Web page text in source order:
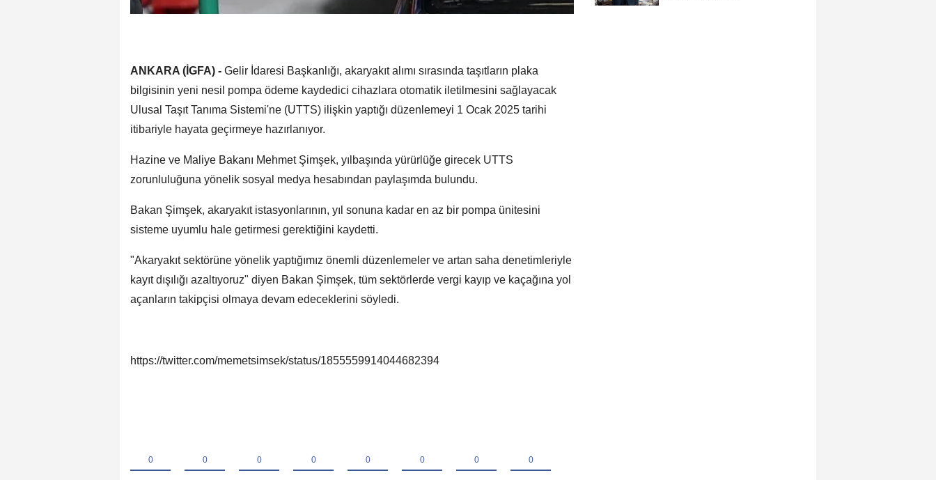
ANKARA (İGFA) - Gelir İdaresi Başkanlığı, akaryakıt alımı sırasında taşıtların plaka
bilgisinin yeni nesil pompa ödeme kaydedici cihazlara otomatik iletilmesini sağlayacak
Ulusal Taşıt Tanıma Sistemi'ne (UTTS) ilişkin yaptığı düzenlemeyi 1 Ocak 2025 tarihi
itibariyle hayata geçirmeye hazırlanıyor.
Hazine ve Maliye Bakanı Mehmet Şimşek, yılbaşında yürürlüğe girecek UTTS
zorunluluğuna yönelik sosyal medya hesabından paylaşımda bulundu.
Bakan Şimşek, akaryakıt istasyonlarının, yıl sonuna kadar en az bir pompa ünitesini
sisteme uyumlu hale getirmesi gerektiğini kaydetti.
"Akaryakıt sektörüne yönelik yaptığımız önemli düzenlemeler ve artan saha denetimleriyle
kayıt dışılığı azaltıyoruz" diyen Bakan Şimşek, tüm sektörlerde vergi kayıp ve kaçağına yol
açanların takipçisi olmaya devam edeceklerini söyledi.
https://twitter.com/memetsimsek/status/1855559914044682394